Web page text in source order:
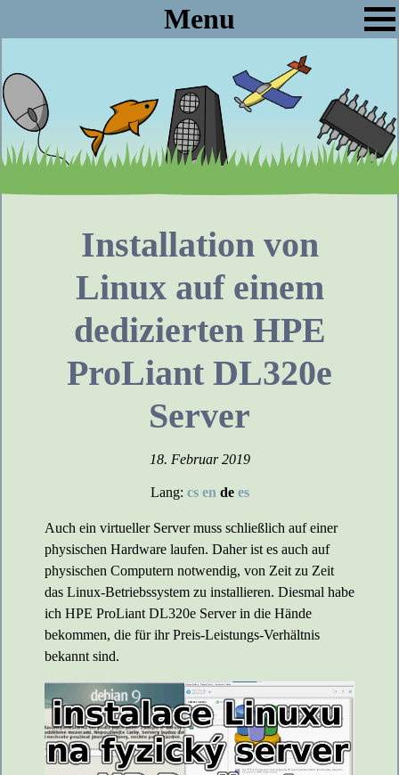
Menu
Installation von
Linux auf einem
dedizierten HPE
ProLiant DL320e
Server
18. Februar 2019
Lang: cs en de es
Auch ein virtueller Server muss schließlich auf einer
physischen Hardware laufen. Daher ist es auch auf
physischen Computern notwendig, von Zeit zu Zeit
das Linux-Betriebssystem zu installieren. Diesmal habe
ich HPE ProLiant DL320e Server in die Hände
bekommen, die für ihr Preis-Leistungs-Verhältnis
bekannt sind.